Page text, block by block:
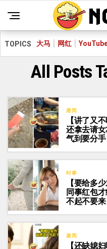
TOPICS 大马 网红
All Posts
趣闻
【讲了又
还拿去请
气到要分手
时事
【要给多
同事红包
不起不要
趣闻
【还缺媳